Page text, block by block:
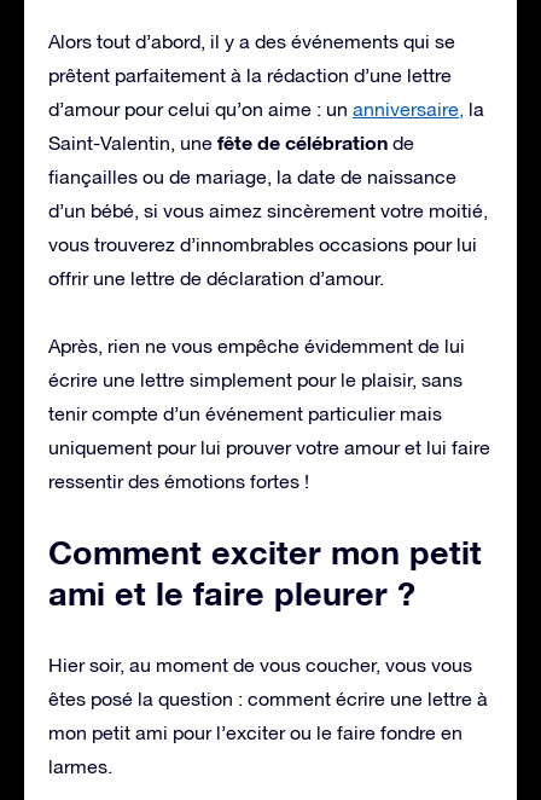
Alors tout d’abord, il y a des événements qui se
prêtent parfaitement à la rédaction d’une lettre
d’amour pour celui qu’on aime : un anniversaire, la
Saint-Valentin, une fête de célébration de
fiançailles ou de mariage, la date de naissance
d’un bébé, si vous aimez sincèrement votre moitié,
vous trouverez d’innombrables occasions pour lui
offrir une lettre de déclaration d’amour.
Après, rien ne vous empêche évidemment de lui
écrire une lettre simplement pour le plaisir, sans
tenir compte d’un événement particulier mais
uniquement pour lui prouver votre amour et lui faire
ressentir des émotions fortes !
Comment exciter mon petit
ami et le faire pleurer ?
Hier soir, au moment de vous coucher, vous vous
êtes posé la question : comment écrire une lettre à
mon petit ami pour l’exciter ou le faire fondre en
larmes.